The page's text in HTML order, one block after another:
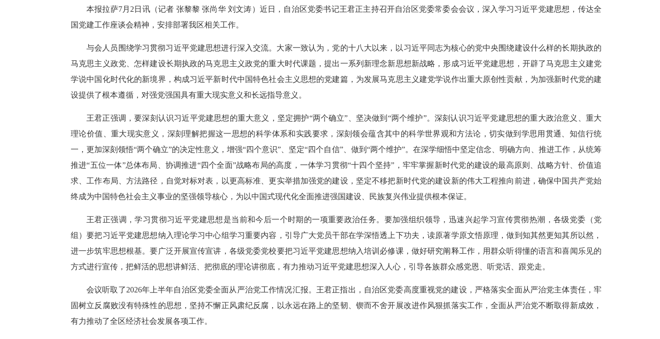
本报拉萨7月2日讯（记者 张黎黎 张尚华 刘文涛）近日，自治区党委书记王君正主持召开自治区党委常委会会议，深入学习习近平党建思想，传达全
国党建工作座谈会精神，安排部署我区相关工作。
与会人员围绕学习贯彻习近平党建思想进行深入交流。大家一致认为，党的十八大以来，以习近平同志为核心的党中央围绕建设什么样的长期执政的
马克思主义政党、怎样建设长期执政的马克思主义政党的重大时代课题，提出一系列新理念新思想新战略，形成习近平党建思想，开辟了马克思主义建党
学说中国化时代化的新境界，构成习近平新时代中国特色社会主义思想的党建篇，为发展马克思主义建党学说作出重大原创性贡献，为加强新时代党的建
设提供了根本遵循，对强党强国具有重大现实意义和长远指导意义。
王君正强调，要深刻认识习近平党建思想的重大意义，坚定拥护“两个确立”、坚决做到“两个维护”。深刻认识习近平党建思想的重大政治意义、重大
理论价值、重大现实意义，深刻理解把握这一思想的科学体系和实践要求，深刻领会蕴含其中的科学世界观和方法论，切实做到学思用贯通、知信行统
一，更加深刻领悟“两个确立”的决定性意义，增强“四个意识”、坚定“四个自信”、做到“两个维护”。在深学细悟中坚定信念、明确方向、推进工作，从统筹
推进“五位一体”总体布局、协调推进“四个全面”战略布局的高度，一体学习贯彻“十四个坚持”，牢牢掌握新时代党的建设的最高原则、战略方针、价值追
求、工作布局、方法路径，自觉对标对表，以更高标准、更实举措加强党的建设，坚定不移把新时代党的建设新的伟大工程推向前进，确保中国共产党始
终成为中国特色社会主义事业的坚强领导核心，为以中国式现代化全面推进强国建设、民族复兴伟业提供根本保证。
王君正强调，学习贯彻习近平党建思想是当前和今后一个时期的一项重要政治任务。要加强组织领导，迅速兴起学习宣传贯彻热潮，各级党委（党
组）要把习近平党建思想纳入理论学习中心组学习重要内容，引导广大党员干部在学深悟透上下功夫，读原著学原文悟原理，做到知其然更知其所以然，
进一步筑牢思想根基。要广泛开展宣传宣讲，各级党委党校要把习近平党建思想纳入培训必修课，做好研究阐释工作，用群众听得懂的语言和喜闻乐见的
方式进行宣传，把鲜活的思想讲鲜活、把彻底的理论讲彻底，有力推动习近平党建思想深入人心，引导各族群众感党恩、听党话、跟党走。
会议听取了2026年上半年自治区党委全面从严治党工作情况汇报。王君正指出，自治区党委高度重视党的建设，严格落实全面从严治党主体责任，牢
固树立反腐败没有特殊性的思想，坚持不懈正风肃纪反腐，以永远在路上的坚韧、锲而不舍开展改进作风狠抓落实工作，全面从严治党不断取得新成效，
有力推动了全区经济社会发展各项工作。